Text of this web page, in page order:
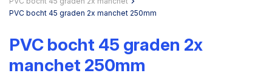
PVC bocht 45 graden 2x manchet 250mm
PVC bocht 45 graden 2x
manchet 250mm